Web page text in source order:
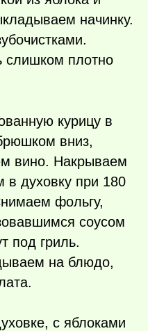
начинку.
слишком плотно
курицу в
вниз,
вино. Накрываем
в духовку при 180
фольгу,
соусом
под гриль.
на блюдо,
с яблоками